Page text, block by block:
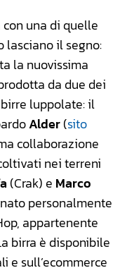
una di quelle
lasciano il segno:
la nuovissima
da due dei
luppolate: il
Alder(sito
collaborazione
nei terreni
(Crak) e Marco
personalmente
appartenente
birra è disponibile
e sull’ecommerce